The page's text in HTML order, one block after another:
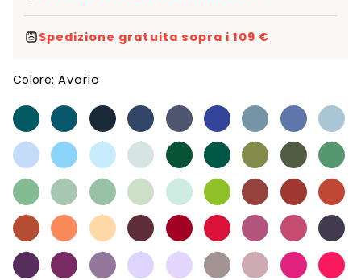
Spedizione gratuita sopra i 109 €
Colore:Avorio